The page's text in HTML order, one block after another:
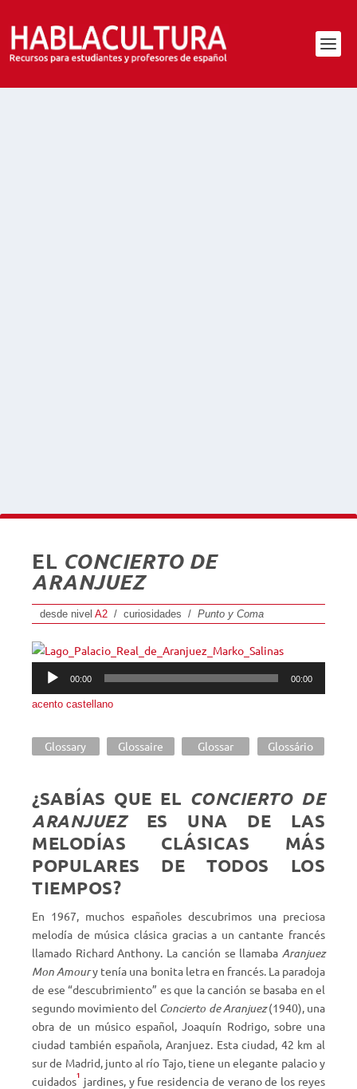
EL CONCIERTO DE
ARANJUEZ
desde nivel A2 / curiosidades / Punto y Coma
Reproductor
audio
00:00 00:00
acento castellano
Glossary Glossaire Glossar Glossário
¿SABÍAS QUE EL CONCIERTO DE
ARANJUEZES UNA DE LAS
MELODÍAS CLÁSICAS MÁS
POPULARES DE TODOS LOS
TIEMPOS?
En 1967, muchos españoles descubrimos una preciosa
melodía de música clásica gracias a un cantante francés
llamado Richard Anthony. La canción se llamaba Aranjuez
Mon Amoury tenía una bonita letra en francés. La paradoja
de ese “descubrimiento” es que la canción se basaba en el
segundo movimiento del Concierto de Aranjuez(1940), una
obra de un músico español, Joaquín Rodrigo, sobre una
ciudad también española, Aranjuez. Esta ciudad, 42 km al
sur de Madrid, junto al río Tajo, tiene un elegante palacio y
cuidados1 jardines, y fue residencia de verano de los reyes